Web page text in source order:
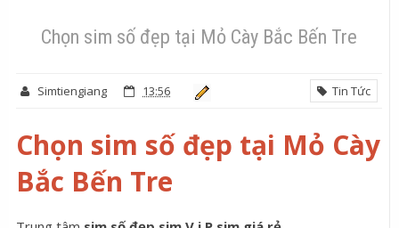
Chọn sim số đẹp tại Mỏ Cày Bắc Bến Tre
Simtiengiang 13:56 Tin Tức
Chọn sim số đẹp tại Mỏ Cày
Bắc Bến Tre